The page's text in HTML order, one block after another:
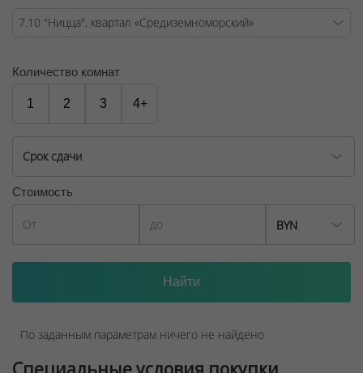
ООО "Твоя столицаконсалт", УНП 190285638, лицензия
Договор на оказание риэлтерских услуг № 447/6, от
04.09.2025
Количество комнат
1 2 3 4+
Срок сдачи
Стоимость
BYN
По заданным параметрам ничего не найдено